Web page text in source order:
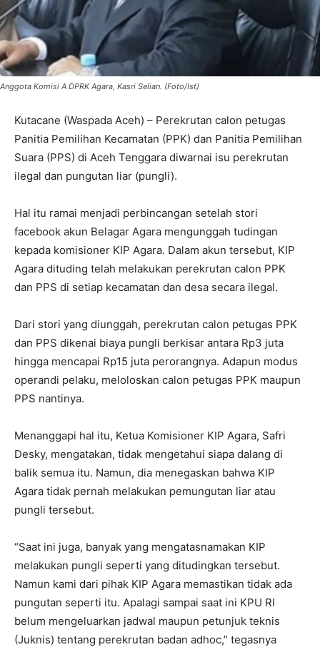
Anggota Komisi A DPRK Agara, Kasri Selian. (Foto/Ist)
Kutacane (Waspada Aceh) – Perekrutan calon petugas
Panitia Pemilihan Kecamatan (PPK) dan Panitia Pemilihan
Suara (PPS) di Aceh Tenggara diwarnai isu perekrutan
ilegal dan pungutan liar (pungli).
Hal itu ramai menjadi perbincangan setelah stori
facebook akun Belagar Agara mengunggah tudingan
kepada komisioner KIP Agara. Dalam akun tersebut, KIP
Agara dituding telah melakukan perekrutan calon PPK
dan PPS di setiap kecamatan dan desa secara ilegal.
Dari stori yang diunggah, perekrutan calon petugas PPK
dan PPS dikenai biaya pungli berkisar antara Rp3 juta
hingga mencapai Rp15 juta perorangnya. Adapun modus
operandi pelaku, meloloskan calon petugas PPK maupun
PPS nantinya.
Menanggapi hal itu, Ketua Komisioner KIP Agara, Safri
Desky, mengatakan, tidak mengetahui siapa dalang di
balik semua itu. Namun, dia menegaskan bahwa KIP
Agara tidak pernah melakukan pemungutan liar atau
pungli tersebut.
“Saat ini juga, banyak yang mengatasnamakan KIP
melakukan pungli seperti yang ditudingkan tersebut.
Namun kami dari pihak KIP Agara memastikan tidak ada
pungutan seperti itu. Apalagi sampai saat ini KPU RI
belum mengeluarkan jadwal maupun petunjuk teknis
(Juknis) tentang perekrutan badan adhoc,” tegasnya